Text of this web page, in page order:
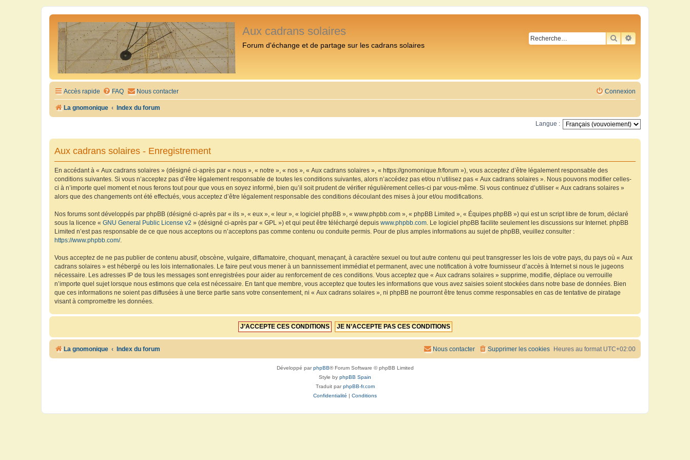
Aux cadrans solaires
Forum d'échange et de partage sur les cadrans solaires
RECHERCHER
RECHERCHE
Accès rapide FAQ Nous contacter Connexion
La gnomonique Index du forum
Langue :
Aux cadrans solaires - Enregistrement
En accédant à « Aux cadrans solaires » (désigné ci-après par « nous », « notre », « nos », « Aux cadrans solaires », « https://gnomonique.fr/forum »), vous acceptez d’être légalement responsable des
conditions suivantes. Si vous n’acceptez pas d’être légalement responsable de toutes les conditions suivantes, alors n’accédez pas et/ou n’utilisez pas « Aux cadrans solaires ». Nous pouvons modifier celles-
ci à n’importe quel moment et nous ferons tout pour que vous en soyez informé, bien qu’il soit prudent de vérifier régulièrement celles-ci par vous-même. Si vous continuez d’utiliser « Aux cadrans solaires »
alors que des changements ont été effectués, vous acceptez d’être légalement responsable des conditions découlant des mises à jour et/ou modifications.
Nos forums sont développés par phpBB (désigné ci-après par « ils », « eux », « leur », « logiciel phpBB », « www.phpbb.com », « phpBB Limited », « Équipes phpBB ») qui est un script libre de forum, déclaré
sous la licence « GNU General Public License v2 » (désigné ci-après par « GPL ») et qui peut être téléchargé depuis www.phpbb.com . Le logiciel phpBB facilite seulement les discussions sur Internet. phpBB
Limited n’est pas responsable de ce que nous acceptons ou n’acceptons pas comme contenu ou conduite permis. Pour de plus amples informations au sujet de phpBB, veuillez consulter :
https://www.phpbb.com/.
Vous acceptez de ne pas publier de contenu abusif, obscène, vulgaire, diffamatoire, choquant, menaçant, à caractère sexuel ou tout autre contenu qui peut transgresser les lois de votre pays, du pays où « Aux
cadrans solaires » est hébergé ou les lois internationales. Le faire peut vous mener à un bannissement immédiat et permanent, avec une notification à votre fournisseur d’accès à Internet si nous le jugeons
nécessaire. Les adresses IP de tous les messages sont enregistrées pour aider au renforcement de ces conditions. Vous acceptez que « Aux cadrans solaires » supprime, modifie, déplace ou verrouille
n’importe quel sujet lorsque nous estimons que cela est nécessaire. En tant que membre, vous acceptez que toutes les informations que vous avez saisies soient stockées dans notre base de données. Bien
que ces informations ne soient pas diffusées à une tierce partie sans votre consentement, ni « Aux cadrans solaires », ni phpBB ne pourront être tenus comme responsables en cas de tentative de piratage
visant à compromettre les données.
La gnomonique Index du forum Heures au format UTC+02:00
Supprimer les cookies
Nous contacter
Développé parphpBB® Forum Software © phpBB Limited
Style by phpBB Spain
Traduit parphpBB-fr.com
Confidentialité | Conditions